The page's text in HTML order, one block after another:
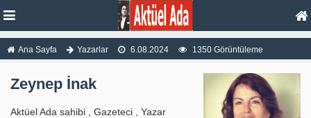
Ana Sayfa Yazarlar 6.08.2024 1350 Görüntüleme
Zeynep İnak
Aktüel Ada sahibi , Gazeteci , Yazar